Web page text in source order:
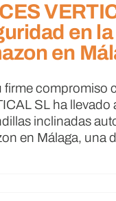
en
en
firme compromiso
SL ha
inclinadas
en Málaga, una